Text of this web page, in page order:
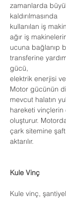
zamanlarda
kaldırılmasında
kullanılan iş
ağır iş
ucuna bağlanıp
transferine
gücü,
elektrik enerjisi
Motor gücünün
mevcut halatın
hareketi vinçlerin
oluşturur.
çark sitemine şaft
aktarılır.
Kule Vinç
Kule vinç,